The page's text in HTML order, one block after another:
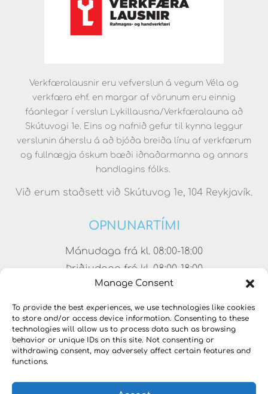
Manage Consent
To provide the best experiences, we use technologies like cookies
to store and/or access device information. Consenting to these
technologies will allow us to process data such as browsing
behavior or unique IDs on this site. Not consenting or
withdrawing consent, may adversely affect certain features and
functions.
Verkfæralausnir eru vefverslun á vegum Véla og
verkfæra ehf. en margar af vörunum eru einnig
fáanlegar í verslun Lykillausna/Verkfæralauna að
Skútuvogi 1e. Eins og nafnið gefur til kynna leggur
verslunin áherslu á að bjóða breiða línu af verkfærum
og fullnægja óskum bæði iðnaðarmanna og annars
handlagins fólks.
Við erum staðsett við Skútuvog 1e, 104 Reykjavík.
OPNUNARTÍMI
Mánudaga frá kl. 08:00-18:00
Þriðjudaga frá kl. 08:00-18:00
Miðvikudaga frá kl. 08:00-18:00
Fimmtudaga frá kl. 08:00-18:00
Föstudaga frá kl. 08:00-17:00
Laugardaga frá kl. 11:00-15:00